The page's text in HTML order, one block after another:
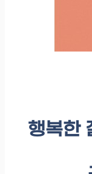
행복한